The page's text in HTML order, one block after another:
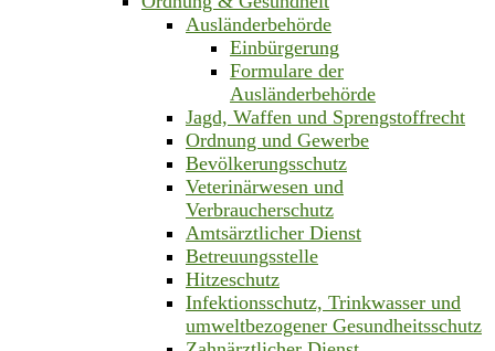
Ausländerbehörde
Einbürgerung
Formulare der
Ausländerbehörde
Jagd, Waffen und Sprengstoffrecht
Ordnung und Gewerbe
Bevölkerungsschutz
Veterinärwesen und
Verbraucherschutz
Amtsärztlicher Dienst
Betreuungsstelle
Hitzeschutz
Infektionsschutz, Trinkwasser und
umweltbezogener Gesundheitsschutz